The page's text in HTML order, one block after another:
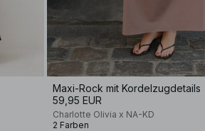
Maxi-Rock mit Kordelzugdetails
59,95 EUR
Charlotte Olivia x NA-KD
2 Farben